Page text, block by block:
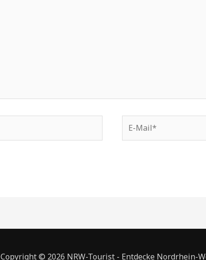
Mail*
Copyright © 2026 NRW-Tourist - Entdecke Nordrhein-